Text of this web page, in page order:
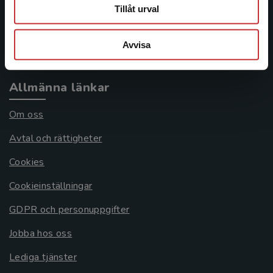
Tillåt urval
Avvisa
Köpvillkor
Allmänna länkar
Om oss
Avtal och rättigheter
Cookies
Cookieinställningar
GDPR och personuppgifter
Jobba hos oss
Lediga tjänster